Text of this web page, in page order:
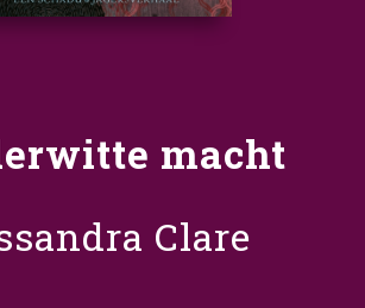
macht
Clare